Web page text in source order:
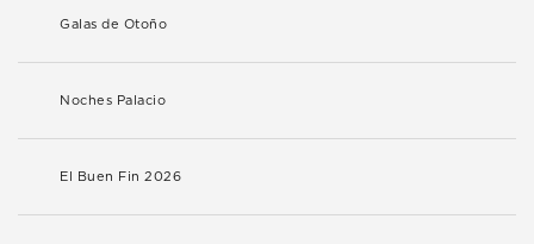
Galas de Otoño
Noches Palacio
El Buen Fin 2026